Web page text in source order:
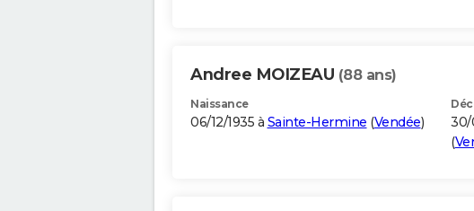
Andree MOIZEAU (88 ans)
Naissance
06/12/1935 à Sainte-Hermine (Vendée) 30/
(